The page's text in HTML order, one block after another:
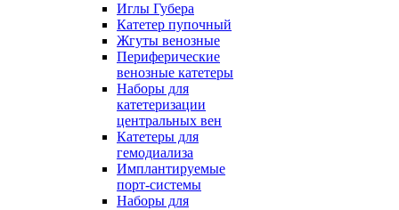
Иглы Губера
Катетер пупочный
Жгуты венозные
Периферические
венозные катетеры
Наборы для
катетеризации
центральных вен
Катетеры для
гемодиализа
Имплантируемые
порт‑системы
Наборы для